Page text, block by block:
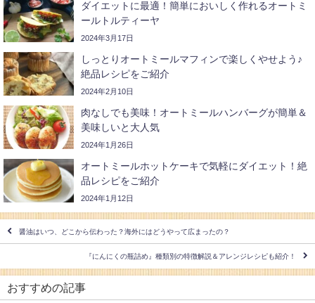
ダイエットに最適！簡単においしく作れるオートミ
ールトルティーヤ
2024年3月17日
しっとりオートミールマフィンで楽しくやせよう♪
絶品レシピをご紹介
2024年2月10日
肉なしでも美味！オートミールハンバーグが簡単＆
美味しいと大人気
2024年1月26日
オートミールホットケーキで気軽にダイエット！絶
品レシピをご紹介
2024年1月12日
醤油はいつ、どこから伝わった？海外にはどうやって広まったの？
『にんにくの瓶詰め』種類別の特徴解説＆アレンジレシピも紹介！
おすすめの記事